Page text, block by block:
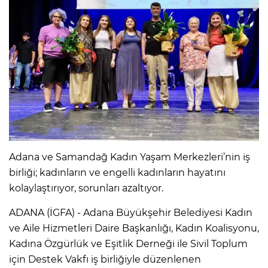
Adana ve Samandağ Kadın Yaşam Merkezleri’nin iş
birliği; kadınların ve engelli kadınların hayatını
kolaylaştırıyor, sorunları azaltıyor.
ADANA (İGFA) - Adana Büyükşehir Belediyesi Kadın
ve Aile Hizmetleri Daire Başkanlığı, Kadın Koalisyonu,
Kadına Özgürlük ve Eşitlik Derneği ile Sivil Toplum
için Destek Vakfı iş birliğiyle düzenlenen